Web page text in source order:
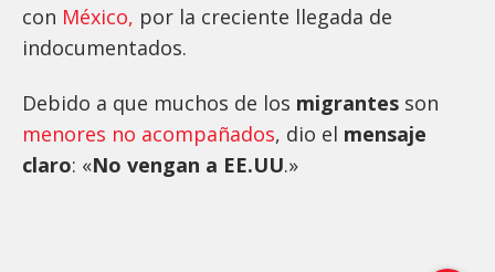
con México, por la creciente llegada de
indocumentados.
Debido a que muchos de los migrantes son
menores no acompañados, dio el mensaje
claro: «No vengan a EE.UU.»